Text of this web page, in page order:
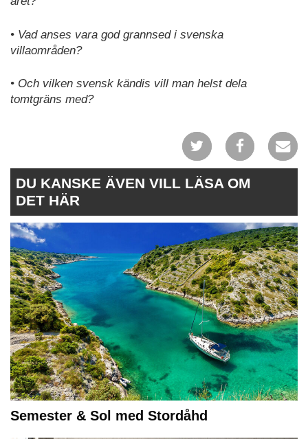
• Vad anses vara god grannsed i svenska
villaområden?
• Och vilken svensk kändis vill man helst dela
tomtgräns med?
DU KANSKE ÄVEN VILL LÄSA OM
DET HÄR
Semester & Sol med Stordåhd